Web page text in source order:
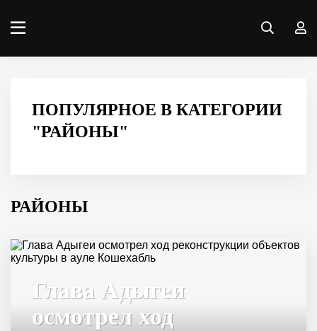
ПОПУЛЯРНОЕ В КАТЕГОРИИ
"РАЙОНЫ"
РАЙОНЫ
Глава Адыгеи
осмотрел ход